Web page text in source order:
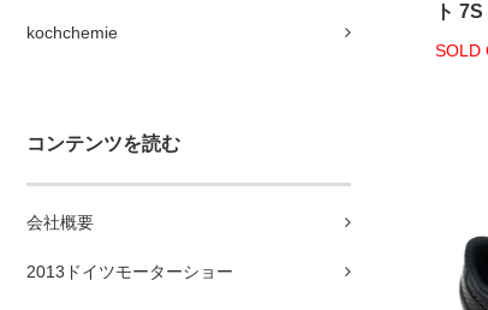
kochchemie
コンテンツを読む
会社概要
2013ドイツモーターショー
ト
SOLD